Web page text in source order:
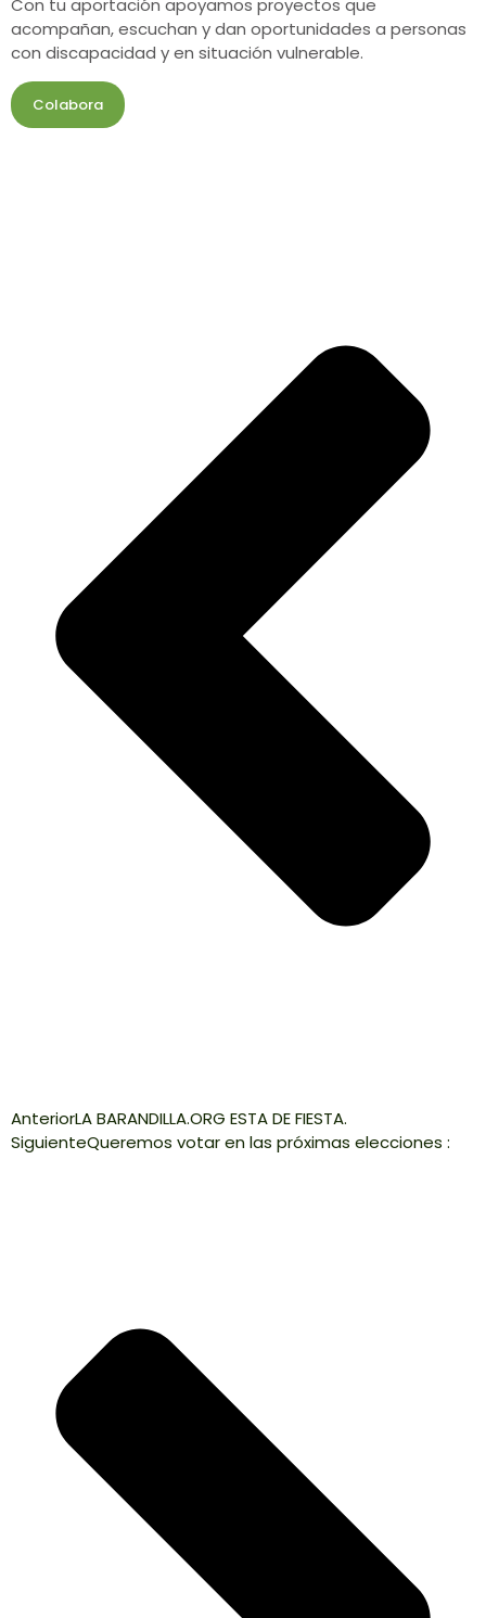
Con tu aportación apoyamos proyectos que
acompañan, escuchan y dan oportunidades a personas
con discapacidad y en situación vulnerable.
Colabora
AnteriorLA BARANDILLA.ORG ESTA DE FIESTA.
SiguienteQueremos votar en las próximas elecciones :